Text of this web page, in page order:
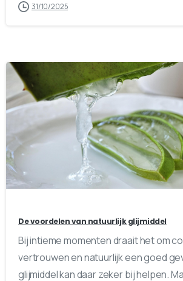
31/10/2025
De voordelen van natuurlijk glijmiddel
Bij intieme momenten draait het om
vertrouwen en natuurlijk een goed
glijmiddel kan daar zeker bij helpen.